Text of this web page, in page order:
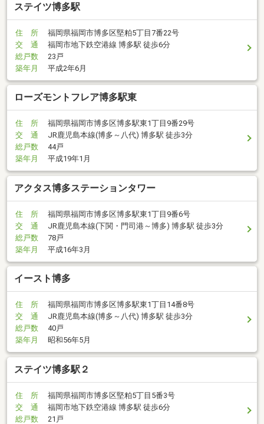
ステイツ博多駅
住 所
福岡県福岡市博多区堅粕5丁目7番22号
交 通
福岡市地下鉄空港線 博多駅 徒歩6分
総戸数
23戸
築年月
平成2年6月
ローズモントフレア博多駅東
住 所
福岡県福岡市博多区博多駅東1丁目9番29号
交 通
JR鹿児島本線(博多～八代) 博多駅 徒歩3分
総戸数
44戸
築年月
平成19年1月
アクタス博多ステーションタワー
住 所
福岡県福岡市博多区博多駅東1丁目9番6号
交 通
JR鹿児島本線(下関・門司港～博多) 博多駅 徒歩3分
総戸数
78戸
築年月
平成16年3月
イースト博多
住 所
福岡県福岡市博多区博多駅東1丁目14番8号
交 通
JR鹿児島本線(博多～八代) 博多駅 徒歩3分
総戸数
40戸
築年月
昭和56年5月
ステイツ博多駅２
住 所
福岡県福岡市博多区堅粕5丁目5番3号
交 通
福岡市地下鉄空港線 博多駅 徒歩6分
総戸数
21戸